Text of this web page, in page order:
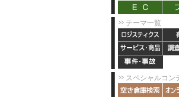
テーマ一覧
スペシャルコン